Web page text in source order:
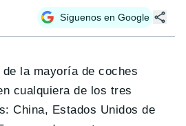
Síguenos en Google
la mayoría de coches
cualquiera de los tres
China, Estados Unidos de